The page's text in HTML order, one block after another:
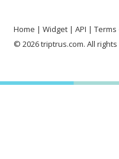
Home Widget API
Terms
© 2026 triptrus.com. All